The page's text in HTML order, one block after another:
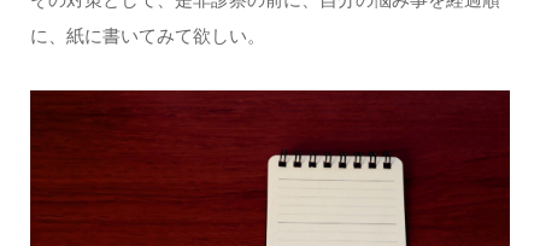
に、紙に書いてみて欲しい。